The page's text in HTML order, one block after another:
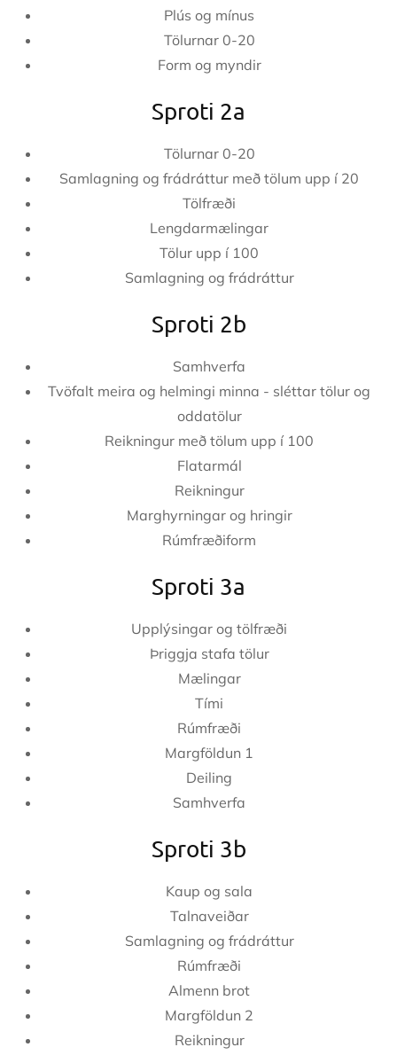
Plús og mínus
Tölurnar 0-20
Form og myndir
Sproti 2a
Tölurnar 0-20
Samlagning og frádráttur með tölum upp í 20
Tölfræði
Lengdarmælingar
Tölur upp í 100
Samlagning og frádráttur
Sproti 2b
Samhverfa
Tvöfalt meira og helmingi minna - sléttar tölur og
oddatölur
Reikningur með tölum upp í 100
Flatarmál
Reikningur
Marghyrningar og hringir
Rúmfræðiform
Sproti 3a
Upplýsingar og tölfræði
Þriggja stafa tölur
Mælingar
Tími
Rúmfræði
Margföldun 1
Deiling
Samhverfa
Sproti 3b
Kaup og sala
Talnaveiðar
Samlagning og frádráttur
Rúmfræði
Almenn brot
Margföldun 2
Reikningur